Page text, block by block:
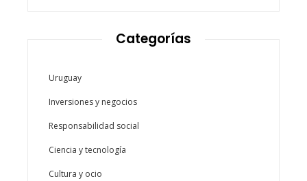
Categorías
Uruguay
Inversiones y negocios
Responsabilidad social
Ciencia y tecnología
Cultura y ocio